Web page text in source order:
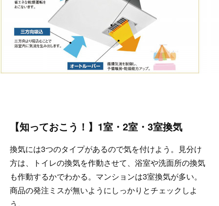
【知っておこう！】1室・2室・3室換気
換気には3つのタイプがあるので気を付けよう。見分け
方は、トイレの換気を作動させて、浴室や洗面所の換気
も作動するかでわかる。マンションは3室換気が多い。
商品の発注ミスが無いようにしっかりとチェックしよ
う。